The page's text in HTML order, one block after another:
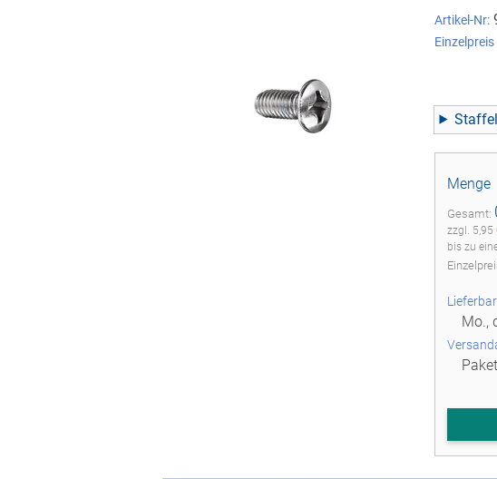
Artikel-Nr:
Einzelpreis
Menge
Gesamt:
zzgl. 5,95
bis zu
Mo.,